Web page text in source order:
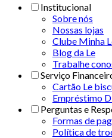
Institucional
Sobre nós
Nossas lojas
Clube Minha
Blog da Le
Trabalhe
Serviço
Cartão Le
Empréstimo
Perguntas e
Formas de
Política de